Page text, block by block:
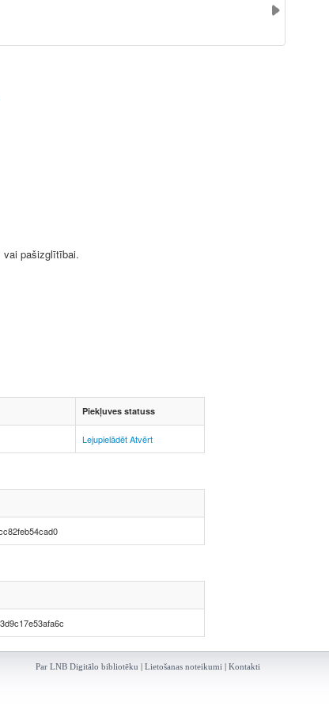
vai pašizglītībai.
Piekļuves statuss
LejupielādētAtvērt
Par LNB Digitālo bibliotēku | Lietošanas noteikumi | Kontakti